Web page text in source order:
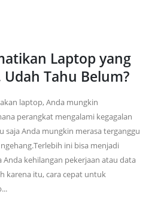
Laptop yang
Udah Tahu Belum?
laptop, Anda mungkin
perangkat mengalami kegagalan
saja Anda mungkin merasa terganggu
ini bisa menjadi
kehilangan pekerjaan atau data
karena itu, cara cepat untuk
Ext. 306